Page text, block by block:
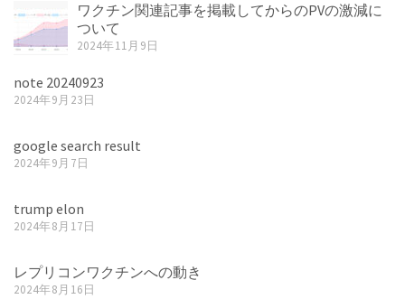
ワクチン関連記事を掲載してからのPVの激減に
ついて
2024年11月9日
note 20240923
2024年9月23日
google search result
2024年9月7日
trump elon
2024年8月17日
レプリコンワクチンへの動き
2024年8月16日